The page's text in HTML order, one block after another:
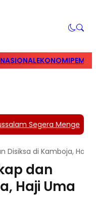
EKONOMIPEMILU
Segera
Disiksa di Kamboja, Haji
dan
Haji Uma